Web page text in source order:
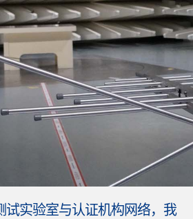
试实验室与认证机构网络，我